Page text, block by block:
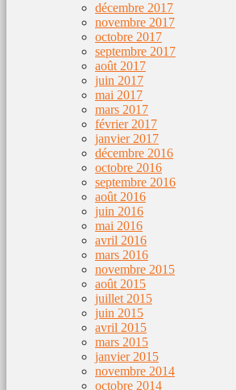
décembre 2017
novembre 2017
octobre 2017
septembre 2017
août 2017
juin 2017
mai 2017
mars 2017
février 2017
janvier 2017
décembre 2016
octobre 2016
septembre 2016
août 2016
juin 2016
mai 2016
avril 2016
mars 2016
novembre 2015
août 2015
juillet 2015
juin 2015
avril 2015
mars 2015
janvier 2015
novembre 2014
octobre 2014